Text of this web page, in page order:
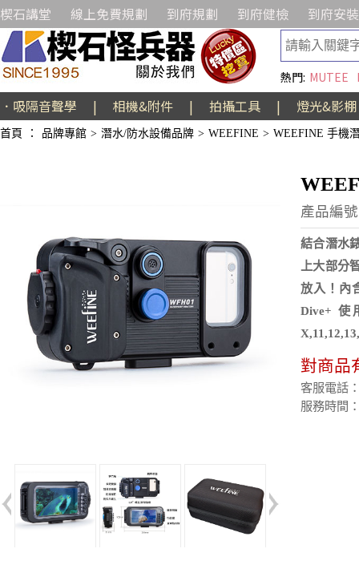
楔石講堂 線上免費規劃 到府規劃 到府健檢 到府安裝
熱門: MUTEE
．吸隔音聲學 | 相機&附件 | 拍攝工具 | 燈光&影棚
首頁 ： 品牌專館 > 潛水/防水設備品牌 > WEEFINE > WEEFINE 手機
產品編
結合潛水
上大部分
放入！內
Dive+
對商品
客服電話
服務時間